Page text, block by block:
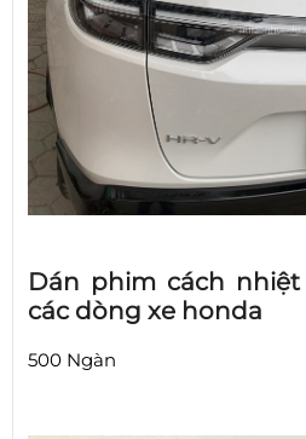
Dán phim cách
các dòng xe honda
500 Ngàn